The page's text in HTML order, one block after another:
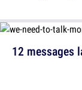
12 messages